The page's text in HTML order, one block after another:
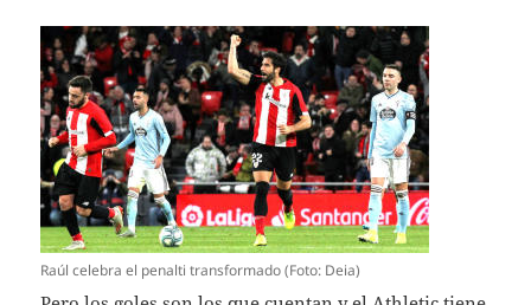
Raúl celebra el penalti transformado (Foto: Deia)